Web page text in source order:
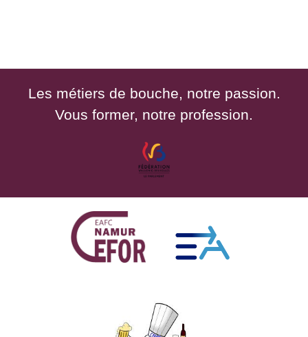
Les métiers de bouche, notre passion.
Vous former, notre profession.